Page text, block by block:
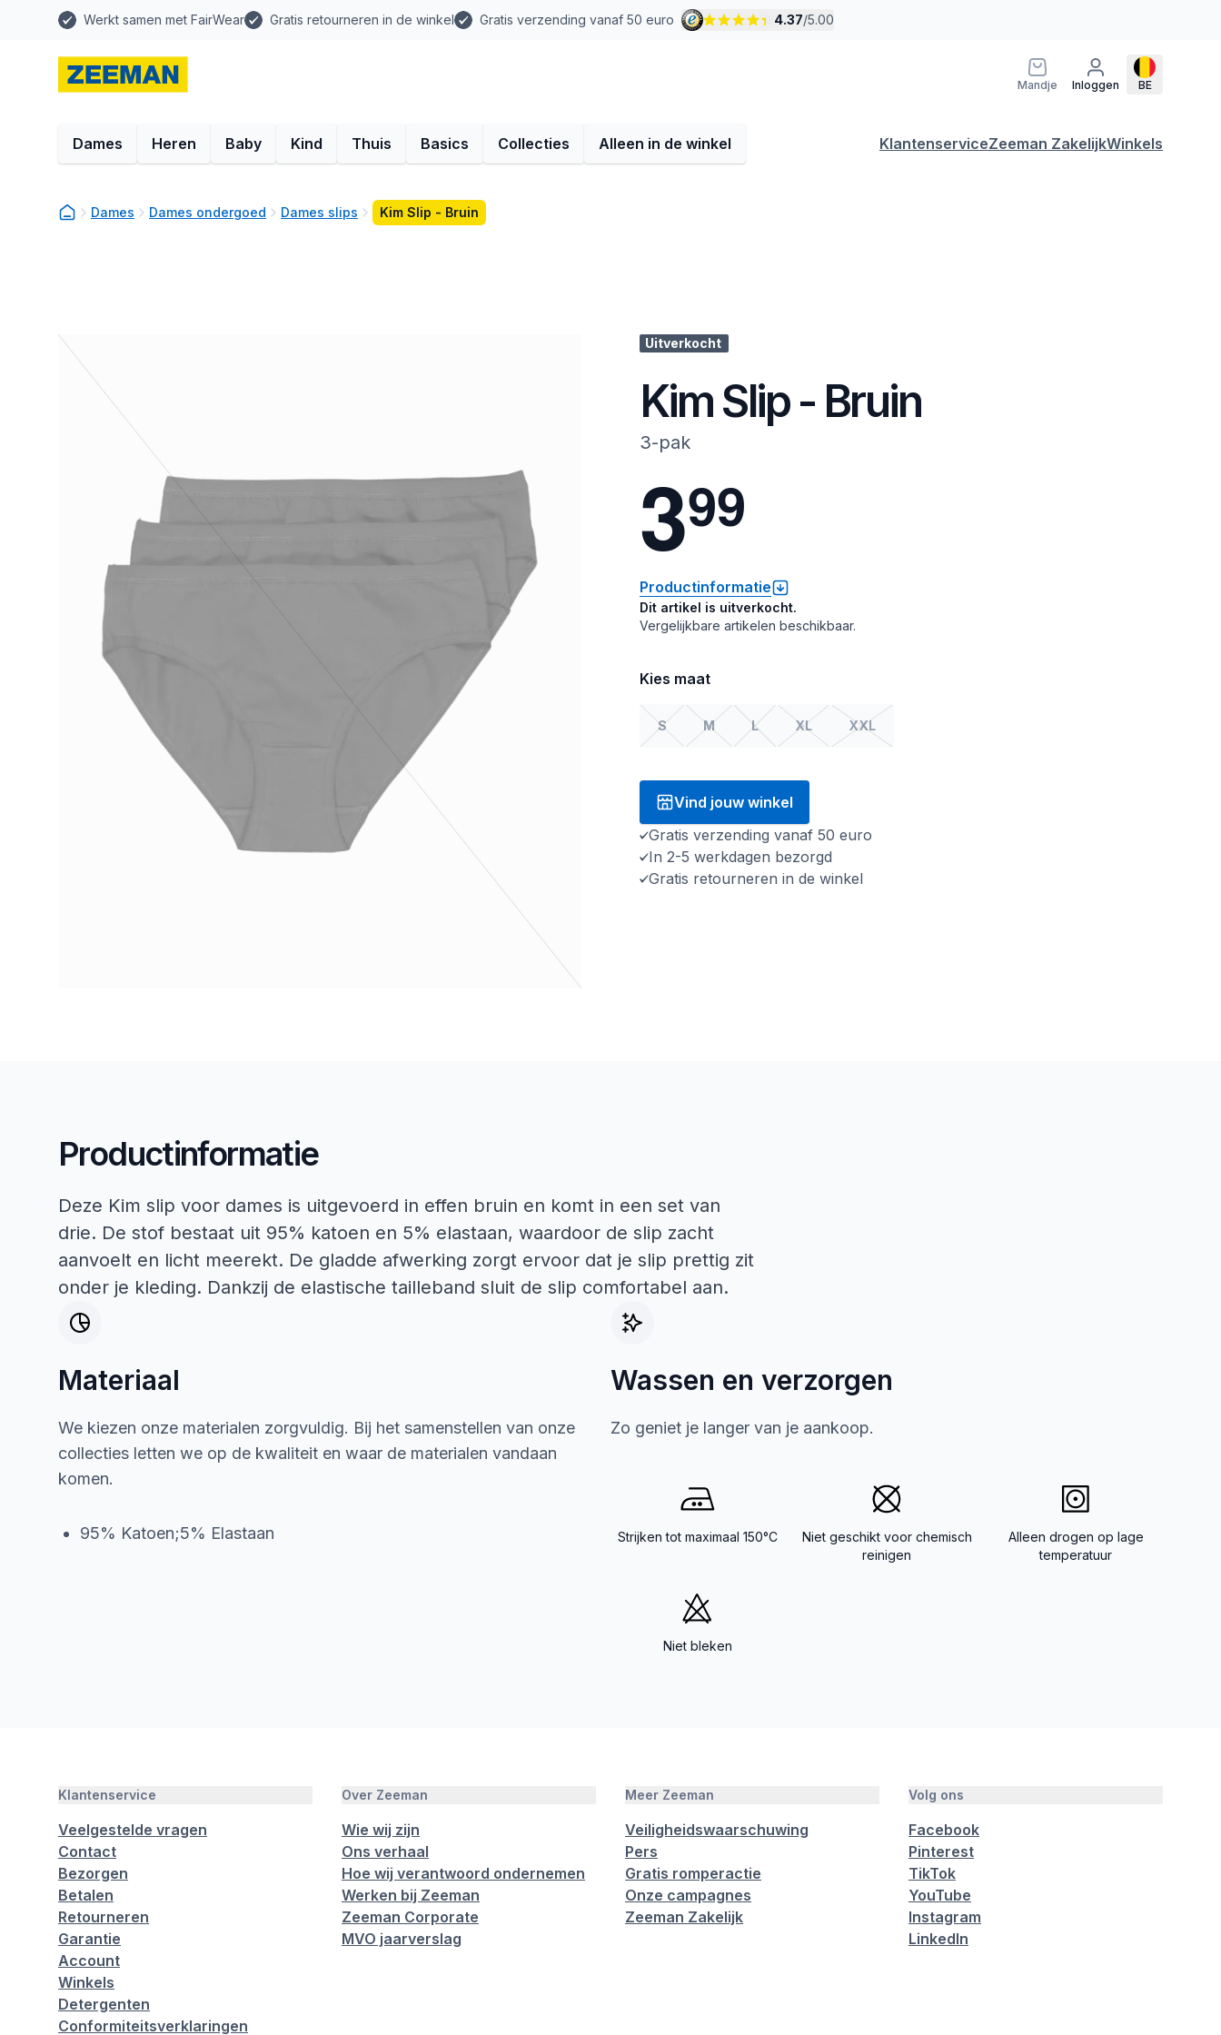
Werkt samen met FairWear Gratis retourneren in de winkel Gratis verzending vanaf 50 euro 4.37/5.00
Mandje Inloggen BE
Dames Heren Baby Kind Thuis Basics Collecties Alleen in de winkel KlantenserviceZeeman ZakelijkWinkels
Dames Dames ondergoed Dames slips Kim Slip - Bruin
Uitverkocht
Kim Slip - Bruin
3-pak
399
Productinformatie
Dit artikel is uitverkocht.
Vergelijkbare artikelen beschikbaar.
Kies maat
S M L XL XXL
Vind jouw winkel
Gratis verzending vanaf 50 euro
In 2-5 werkdagen bezorgd
Gratis retourneren in de winkel
Productinformatie
Deze Kim slip voor dames is uitgevoerd in effen bruin en komt in een set van
drie. De stof bestaat uit 95% katoen en 5% elastaan, waardoor de slip zacht
aanvoelt en licht meerekt. De gladde afwerking zorgt ervoor dat je slip prettig zit
onder je kleding. Dankzij de elastische tailleband sluit de slip comfortabel aan.
Materiaal
We kiezen onze materialen zorgvuldig. Bij het samenstellen van onze
collecties letten we op de kwaliteit en waar de materialen vandaan
komen.
95% Katoen;5% Elastaan
Wassen en verzorgen
Zo geniet je langer van je aankoop.
Strijken tot maximaal 150°C
Niet geschikt voor chemisch
reinigen
Alleen drogen op lage
temperatuur
Niet bleken
Klantenservice
Veelgestelde vragen
Contact
Bezorgen
Betalen
Retourneren
Garantie
Account
Winkels
Detergenten
Conformiteitsverklaringen
Over Zeeman
Wie wij zijn
Ons verhaal
Hoe wij verantwoord ondernemen
Werken bij Zeeman
Zeeman Corporate
MVO jaarverslag
Meer Zeeman
Veiligheidswaarschuwing
Pers
Gratis romperactie
Onze campagnes
Zeeman Zakelijk
Volg ons
Facebook
Pinterest
TikTok
YouTube
Instagram
LinkedIn